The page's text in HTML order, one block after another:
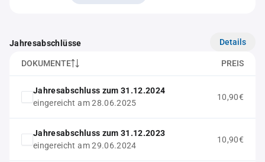
Jahresabschlüsse Details
DOKUMENTE PREIS
Jahresabschluss zum 31.12.2024
eingereicht am 28.06.2025
10,90€
Jahresabschluss zum 31.12.2023
eingereicht am 29.06.2024
10,90€